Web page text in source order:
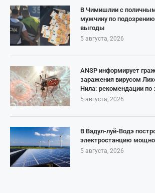
В Чимишлии с
мужчину по
выгоды
5 августа, 2026
ANSP информирует
заражения вирусом
Нила: рекомендации по
5 августа, 2026
В Вадул-луй-Водэ
электростанцию
5 августа, 2026